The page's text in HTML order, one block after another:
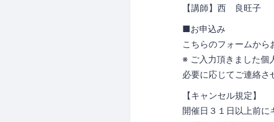
【講師】西 良旺子
■お申込み
こちらのフォームから
※ ご入力頂きました個
必要に応じてご連絡さ
【キャンセル規定】
開催日３１日以上前に